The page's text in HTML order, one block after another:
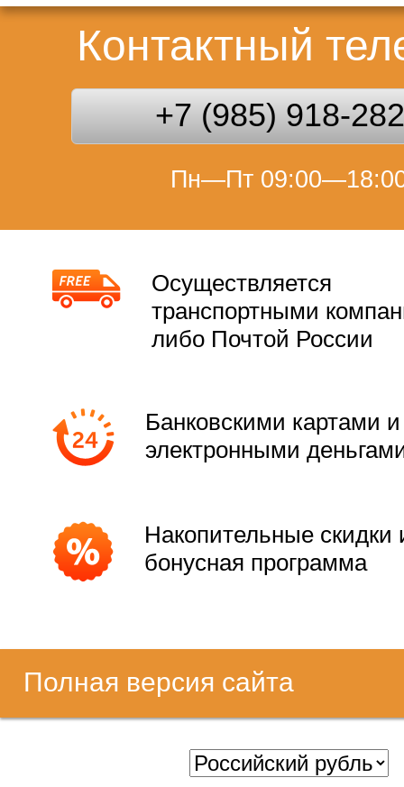
Контактный
+7 (985) 918-
Пн—Пт
Осуществляется
транспортными
либо Почтой России
Банковскими картами и
электронными
Накопительные скидки
бонусная программа
Полная версия сайта